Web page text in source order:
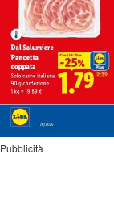
Pubblicità